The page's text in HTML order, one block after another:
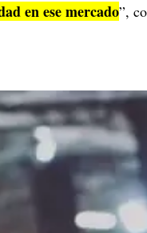
en ese mercado”,